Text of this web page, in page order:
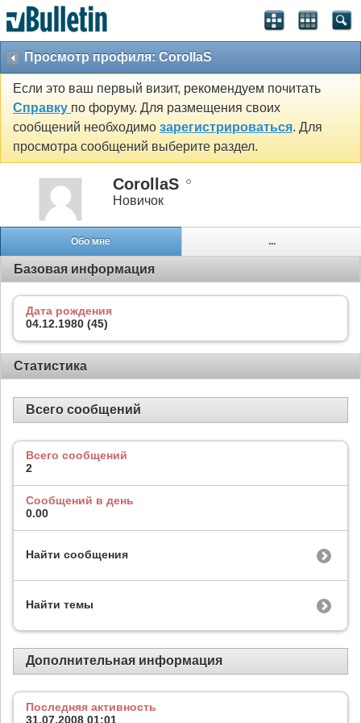
Просмотр профиля: CorollaS
Если это ваш первый визит, рекомендуем почитать
Справку по форуму. Для размещения своих
сообщений необходимо зарегистрироваться. Для
просмотра сообщений выберите раздел.
CorollaS
Новичок
Обо мне ...
Базовая информация
Дата рождения
04.12.1980 (45)
Статистика
Всего сообщений
Всего сообщений
2
Сообщений в день
0.00
Найти сообщения
Найти темы
Дополнительная информация
Последняя активность
31.07.2008 01:01